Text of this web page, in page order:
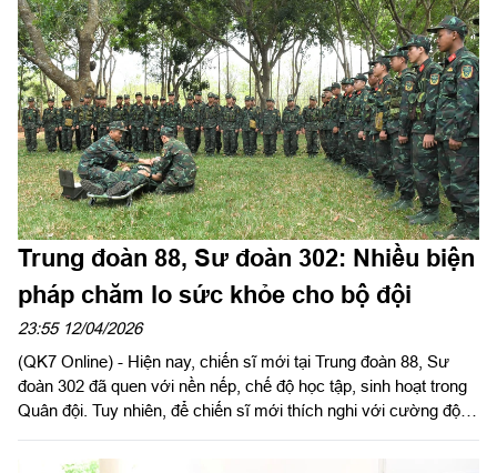
Trung đoàn 88, Sư đoàn 302: Nhiều biện
pháp chăm lo sức khỏe cho bộ đội
23:55 12/04/2026
(QK7 Online) - Hiện nay, chiến sĩ mới tại Trung đoàn 88, Sư
đoàn 302 đã quen với nền nếp, chế độ học tập, sinh hoạt trong
Quân đội. Tuy nhiên, để chiến sĩ mới thích nghi với cường độ
bệnh, say nắng, say nóng, đảm bảo quân số khỏe cho học tập,